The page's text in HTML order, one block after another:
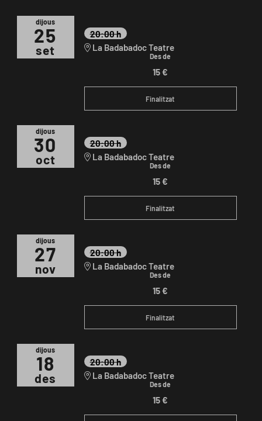
dijous
25
set
20:00 h
La Badabadoc Teatre
Des de
15 €
Finalitzat
dijous
30
oct
20:00 h
La Badabadoc Teatre
Des de
15 €
Finalitzat
dijous
27
nov
20:00 h
La Badabadoc Teatre
Des de
15 €
Finalitzat
dijous
18
des
20:00 h
La Badabadoc Teatre
Des de
15 €